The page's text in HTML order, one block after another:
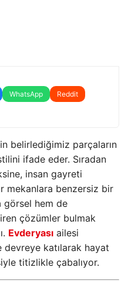
WhatsApp
Reddit
belirlediğimiz parçaların
ifade eder. Sıradan
insan gayreti
mekanlara benzersiz bir
görsel hem de
çözümler bulmak
Evderyası ailesi
katılarak hayat
titizlikle çabalıyor.